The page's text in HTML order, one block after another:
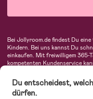
Bei Jollyroom.de findest Du
Kindern. Bei uns kannst Du
einkaufen. Mit freiwilligem 365-
kompetenten Kundenservice
Autositze, Kinder- und
fantastischer
vieles mehr. Wir haben
Du entscheidest,
dürfen.